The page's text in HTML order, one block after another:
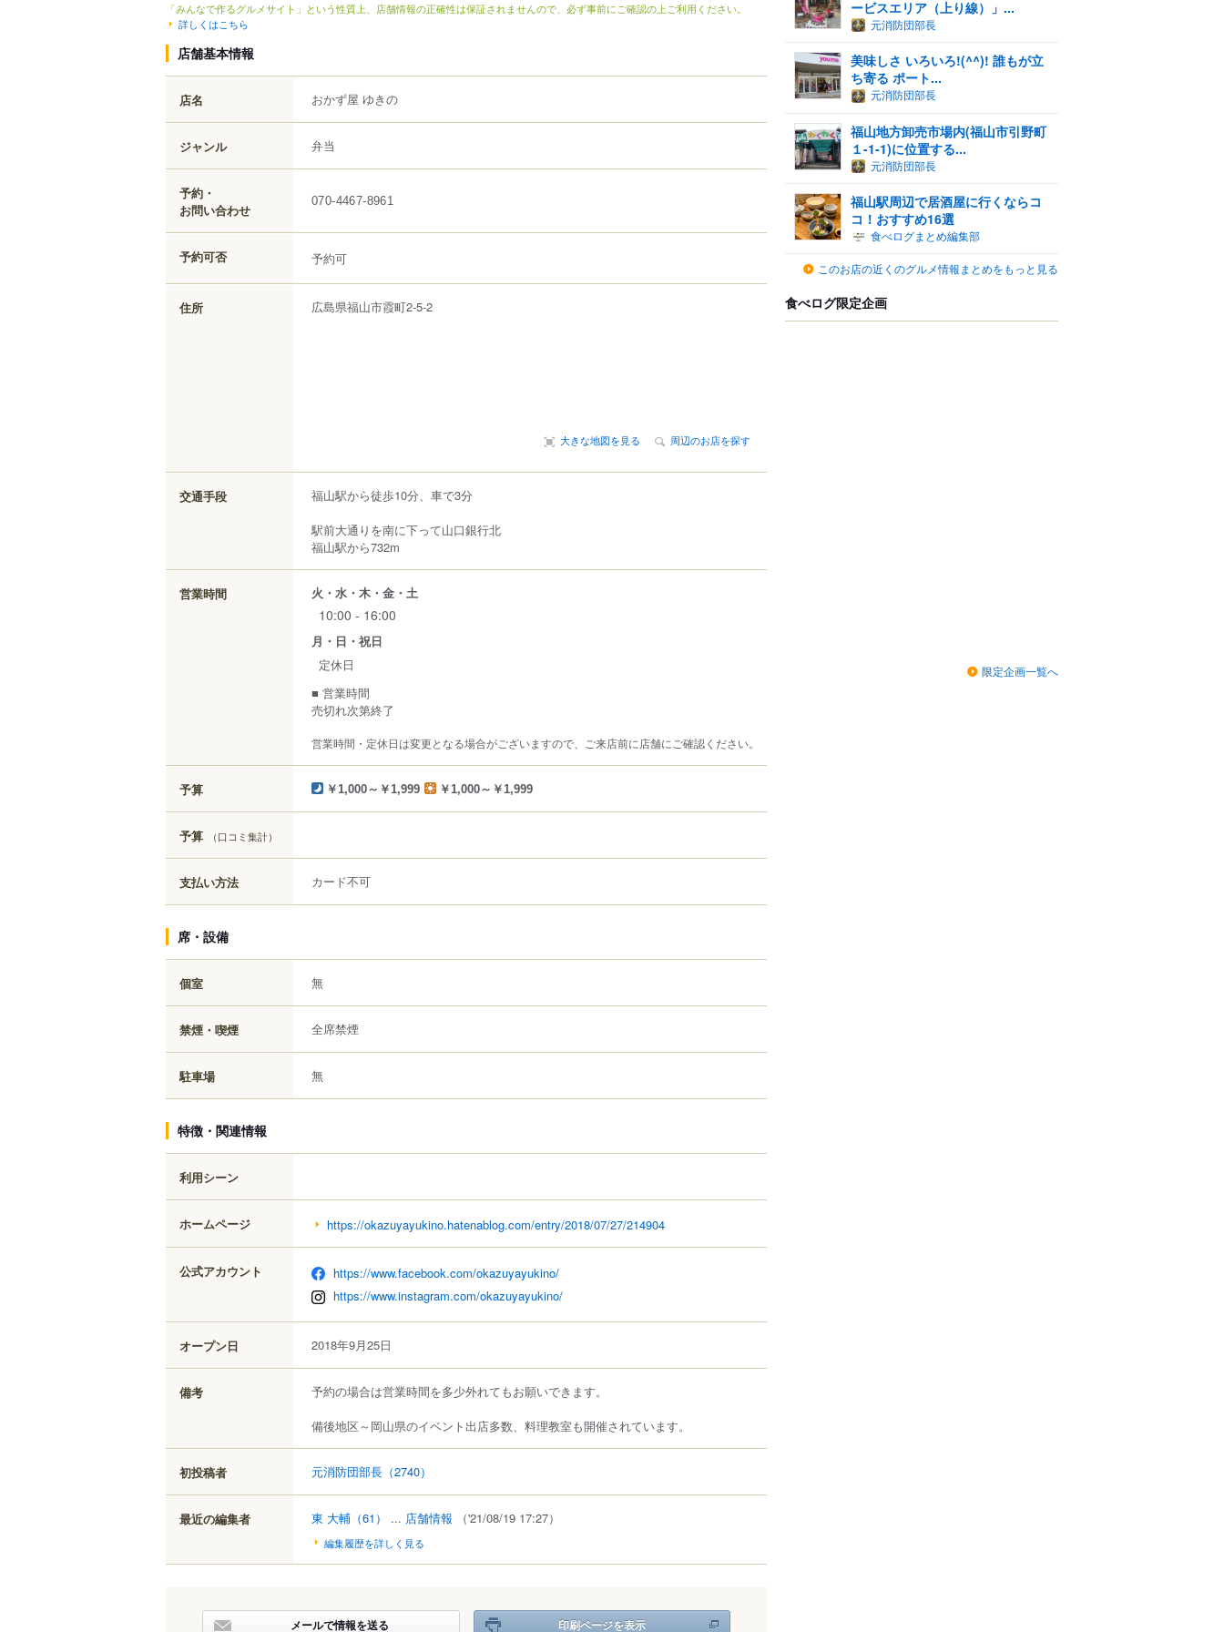
「みんなで作るグルメサイト」という性質上、店舗情報の正確性は保証されませんので、必ず事前にご確認の上ご利用ください。
詳しくはこちら
店舗基本情報
店名 おかず屋 ゆきの
ジャンル 弁当
予約・
お問い合わせ
070-4467-8961
予約可否 予約可
住所 広島県福山市霞町2-5-2
大きな地図を見る 周辺のお店を探す
交通手段
福山駅から徒歩10分、車で3分
駅前大通りを南に下って山口銀行北
福山駅から732m
営業時間 火・水・木・金・土
10:00 - 16:00
月・日・祝日
定休日
■ 営業時間
売切れ次第終了
営業時間・定休日は変更となる場合がございますので、ご来店前に店舗にご確認ください。
予算 ￥1,000～￥1,999 ￥1,000～￥1,999
予算 （口コミ集計）
支払い方法 カード不可
席・設備
個室 無
禁煙・喫煙 全席禁煙
駐車場 無
特徴・関連情報
利用シーン
ホームページ https://okazuyayukino.hatenablog.com/entry/2018/07/27/214904
公式アカウント
https://www.facebook.com/okazuyayukino/
https://www.instagram.com/okazuyayukino/
オープン日 2018年9月25日
備考
予約の場合は営業時間を多少外れてもお願いできます。
備後地区～岡山県のイベント出店多数、料理教室も開催されています。
初投稿者 元消防団部長 （2740）
最近の編集者 東 大輔 （61） ... 店舗情報 （'21/08/19 17:27）
編集履歴を詳しく見る
メールで情報を送る 印刷ページを表示
ービスエリア（上り線）」...
元消防団部長
美味しさ いろいろ!(^^)! 誰もが立
ち寄る ポート...
元消防団部長
福山地方卸売市場内(福山市引野町
１-1-1)に位置する...
元消防団部長
福山駅周辺で居酒屋に行くならコ
コ！おすすめ16選
食べログまとめ編集部
このお店の近くのグルメ情報まとめをもっと見る
食べログ限定企画
限定企画一覧へ